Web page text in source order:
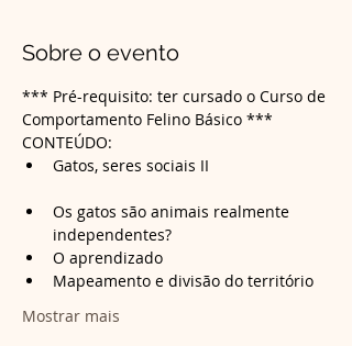
Sobre o evento
*** Pré-requisito: ter cursado o Curso de
Comportamento Felino Básico ***
CONTEÚDO:
Gatos, seres sociais II
Os gatos são animais realmente
Mostrar mais